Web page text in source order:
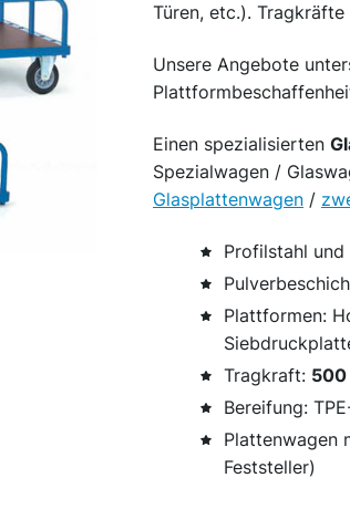
Türen, etc.).
Unsere Angebote
Einen spezialisierten
Spezialwagen /
Glasplattenwagen /
Profilstahl
Plattformen:
Tragkraft: 500
Bereifung:
Plattenwagen
Feststeller)